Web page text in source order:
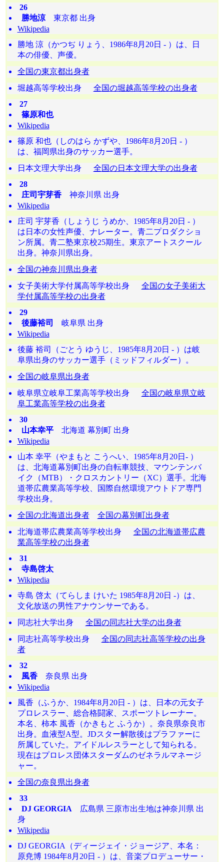
26
勝地涼東京都 出身
Wikipedia
勝地 涼（かつぢ りょう、1986年8月20日 - ）は、日
本の俳優、声優。
全国の東京都出身者
堀越高等学校出身 全国の堀越高等学校の出身者
27
篠原和也
Wikipedia
篠原 和也（しのはら かずや、1986年8月20日 - ）
は、福岡県出身のサッカー選手。
日本文理大学出身 全国の日本文理大学の出身者
28
庄司宇芽香神奈川県 出身
Wikipedia
庄司 宇芽香（しょうじ うめか、1985年8月20日 - ）
は日本の女性声優、ナレーター。青二プロダクショ
ン所属。青二塾東京校25期生。東京アートスクール
出身。神奈川県出身。
全国の神奈川県出身者
女子美術大学付属高等学校出身 全国の女子美術大
学付属高等学校の出身者
29
後藤裕司
岐阜県 出身
Wikipedia
後藤 裕司（ごとう ゆうじ、1985年8月20日 - ）は岐
阜県出身のサッカー選手（ミッドフィルダー）。
全国の岐阜県出身者
岐阜県立岐阜工業高等学校出身 全国の岐阜県立岐
阜工業高等学校の出身者
30
山本幸平北海道 幕別町 出身
Wikipedia
山本 幸平（やまもと こうへい、1985年8月20日- ）
は、北海道幕別町出身の自転車競技、マウンテンバ
イク（MTB）・クロスカントリー（XC）選手。北海
道帯広農業高等学校、国際自然環境アウトドア専門
学校出身。
全国の北海道出身者
全国の幕別町出身者
北海道帯広農業高等学校出身 全国の北海道帯広農
業高等学校の出身者
31
寺島啓太
Wikipedia
寺島 啓太（てらしま けいた 1985年8月20日 -）は、
文化放送の男性アナウンサーである。
同志社大学出身 全国の同志社大学の出身者
同志社高等学校出身 全国の同志社高等学校の出身
者
32
風香奈良県 出身
Wikipedia
風香（ふうか、1984年8月20日 - ）は、日本の元女子
プロレスラー、総合格闘家、スポーツトレーナー。
本名、柿本 風香（かきもと ふうか）。奈良県奈良市
出身。血液型A型。JDスター解散後はプラファーに
所属していた。アイドルレスラーとして知られる。
現在はプロレス団体スターダムのゼネラルマネージ
ャー。
全国の奈良県出身者
33
DJ GEORGIA 広島県 三原市出生地は神奈川県 出
身
Wikipedia
DJ GEORGIA（ディージェイ・ジョージア、本名：
原尭博 1984年8月20日 - ）は、音楽プロデューサー・